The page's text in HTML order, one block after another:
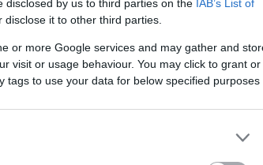
disclosed by us to third parties on the IAB’s List of
disclose it to other third parties.
or more Google services and may gather and
visit or usage behaviour. You may click to grant or
tags to use your data for below specified purposes
Veszprémben. A rendőrök
fogták, de a banda 24 éves tagját még
a bíróság. A társaság negyedik tagját még
közben eldobták.